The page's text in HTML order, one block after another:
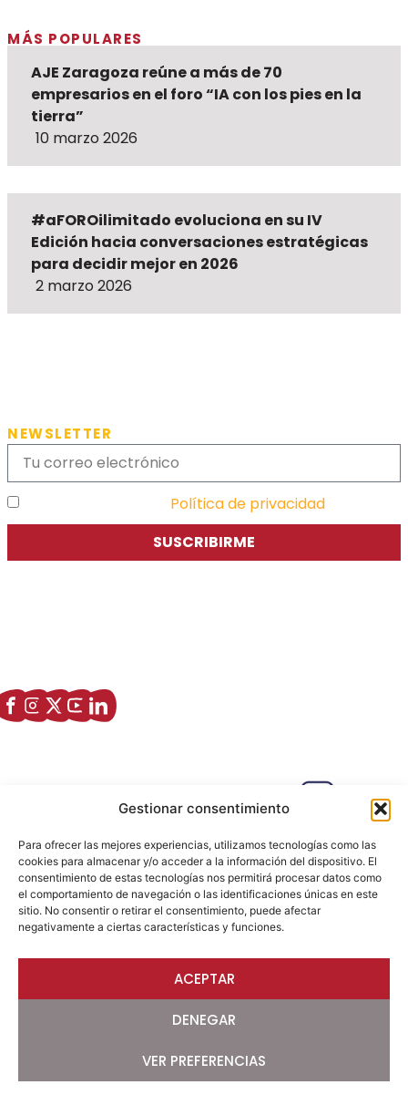
Gestionar consentimiento
Para ofrecer las mejores experiencias, utilizamos tecnologías como las
cookies para almacenar y/o acceder a la información del dispositivo. El
consentimiento de estas tecnologías nos permitirá procesar datos como
el comportamiento de navegación o las identificaciones únicas en este
sitio. No consentir o retirar el consentimiento, puede afectar
negativamente a ciertas características y funciones.
ACEPTAR
DENEGAR
VER PREFERENCIAS
MÁS POPULARES
AJE Zaragoza reúne a más de 70
empresarios en el foro “IA con los pies en la
tierra”
10 marzo 2026
#aFOROilimitado evoluciona en su IV
Edición hacia conversaciones estratégicas
para decidir mejor en 2026
2 marzo 2026
NEWSLETTER
Política de privacidad
SUSCRIBIRME
Hiberus Ecosystem Lab 50009 –
633 26 72 64
info@ajezaragoza.com
Aviso legal|Política de privacidad|Política de cookies
© 2026 AJE Zaragoza.
Desarrollado por